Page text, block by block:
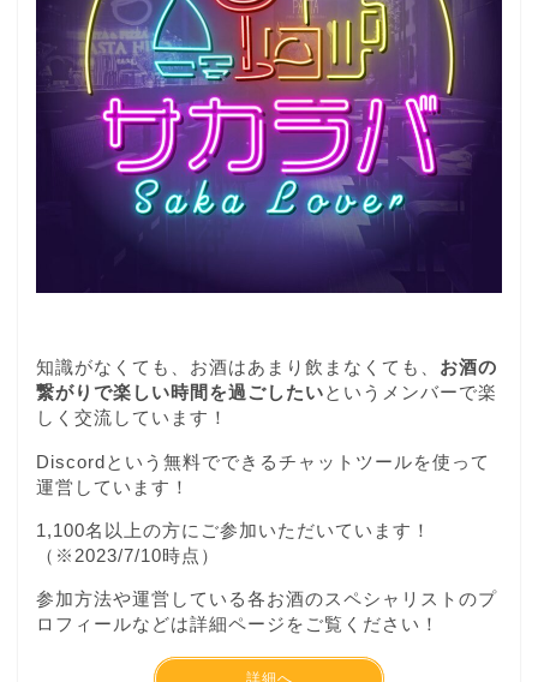
知識がなくても、お酒はあまり飲まなくても、 お酒の
繋がりで楽しい時間を過ごしたいというメンバーで楽
しく交流しています！
Discordという無料でできるチャットツールを使って
運営しています！
1,100名以上の方にご参加いただいています！
（※2023/7/10時点）
参加方法や運営している各お酒のスペシャリストのプ
ロフィールなどは詳細ページをご覧ください！